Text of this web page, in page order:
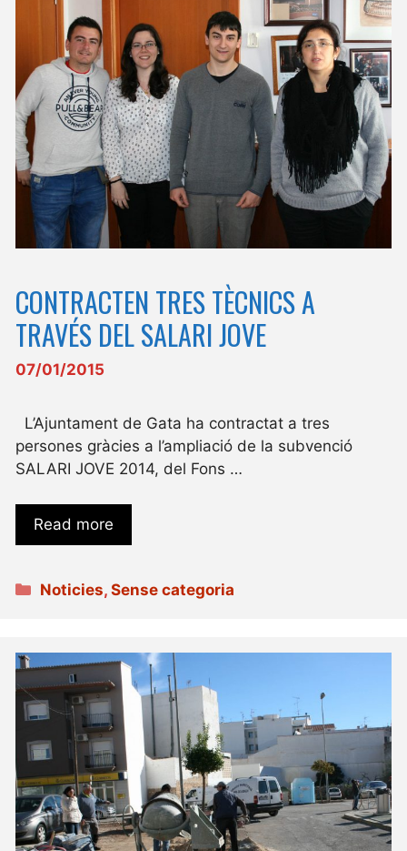
CONTRACTEN TRES TÈCNICS A
TRAVÉS DEL SALARI JOVE
07/01/2015
L’Ajuntament de Gata ha contractat a tres
persones gràcies a l’ampliació de la subvenció
SALARI JOVE 2014, del Fons …
Read more
Categories
Noticies,Sense categoria